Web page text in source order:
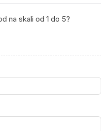
na skali od 1 do 5?